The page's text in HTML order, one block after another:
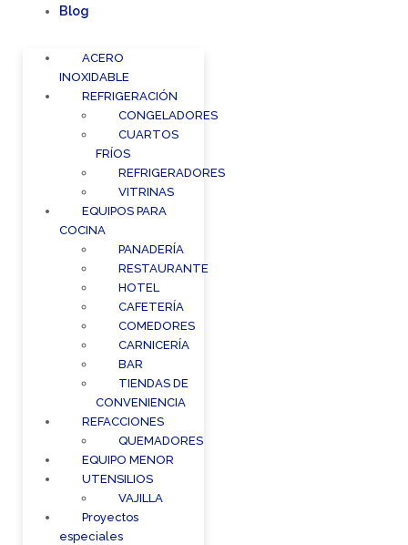
Blog
ACERO
INOXIDABLE
REFRIGERACIÓN
CONGELADORES
CUARTOS
FRÍOS
REFRIGERADORES
VITRINAS
EQUIPOS PARA
COCINA
PANADERÍA
RESTAURANTE
HOTEL
CAFETERÍA
COMEDORES
CARNICERÍA
BAR
TIENDAS DE
CONVENIENCIA
REFACCIONES
QUEMADORES
EQUIPO MENOR
UTENSILIOS
VAJILLA
Proyectos
especiales